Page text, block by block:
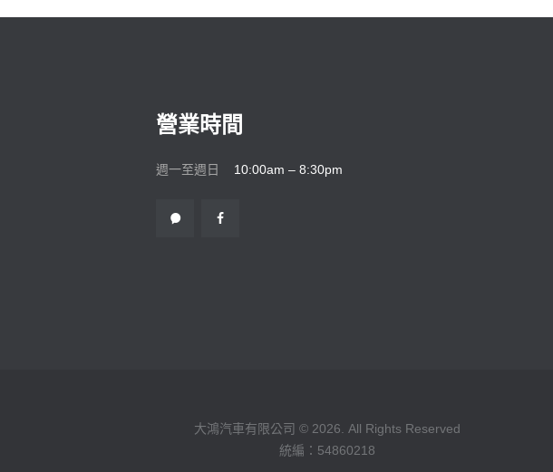
營業時間
週一至週日 10:00am – 8:30pm
大鴻汽車有限公司 © 2026. All Rights Reserved
統編：54860218